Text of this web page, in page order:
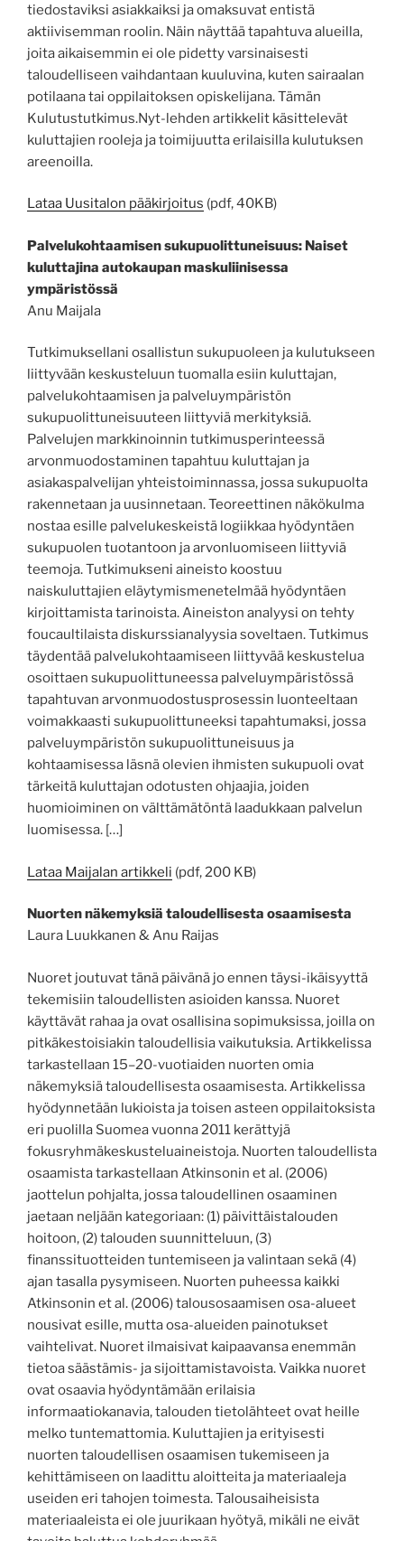
tiedostaviksi asiakkaiksi ja omaksuvat entistä
aktiivisemman roolin. Näin näyttää tapahtuva alueilla,
joita aikaisemmin ei ole pidetty varsinaisesti
taloudelliseen vaihdantaan kuuluvina, kuten sairaalan
potilaana tai oppilaitoksen opiskelijana. Tämän
Kulutustutkimus.Nyt-lehden artikkelit käsittelevät
kuluttajien rooleja ja toimijuutta erilaisilla kulutuksen
areenoilla.
Lataa Uusitalon pääkirjoitus (pdf, 40KB)
Palvelukohtaamisen sukupuolittuneisuus: Naiset
kuluttajina autokaupan maskuliinisessa
ympäristössä
Anu Maijala
Tutkimuksellani osallistun sukupuoleen ja kulutukseen
liittyvään keskusteluun tuomalla esiin kuluttajan,
palvelukohtaamisen ja palveluympäristön
sukupuolittuneisuuteen liittyviä merkityksiä.
Palvelujen markkinoinnin tutkimusperinteessä
arvonmuodostaminen tapahtuu kuluttajan ja
asiakaspalvelijan yhteistoiminnassa, jossa sukupuolta
rakennetaan ja uusinnetaan. Teoreettinen näkökulma
nostaa esille palvelukeskeistä logiikkaa hyödyntäen
sukupuolen tuotantoon ja arvonluomiseen liittyviä
teemoja. Tutkimukseni aineisto koostuu
naiskuluttajien eläytymismenetelmää hyödyntäen
kirjoittamista tarinoista. Aineiston analyysi on tehty
foucaultilaista diskurssianalyysia soveltaen. Tutkimus
täydentää palvelukohtaamiseen liittyvää keskustelua
osoittaen sukupuolittuneessa palveluympäristössä
tapahtuvan arvonmuodostusprosessin luonteeltaan
voimakkaasti sukupuolittuneeksi tapahtumaksi, jossa
palveluympäristön sukupuolittuneisuus ja
kohtaamisessa läsnä olevien ihmisten sukupuoli ovat
tärkeitä kuluttajan odotusten ohjaajia, joiden
huomioiminen on välttämätöntä laadukkaan palvelun
luomisessa. […]
Lataa Maijalan artikkeli (pdf, 200 KB)
Nuorten näkemyksiä taloudellisesta osaamisesta
Laura Luukkanen & Anu Raijas
Nuoret joutuvat tänä päivänä jo ennen täysi-ikäisyyttä
tekemisiin taloudellisten asioiden kanssa. Nuoret
käyttävät rahaa ja ovat osallisina sopimuksissa, joilla on
pitkäkestoisiakin taloudellisia vaikutuksia. Artikkelissa
tarkastellaan 15–20-vuotiaiden nuorten omia
näkemyksiä taloudellisesta osaamisesta. Artikkelissa
hyödynnetään lukioista ja toisen asteen oppilaitoksista
eri puolilla Suomea vuonna 2011 kerättyjä
fokusryhmäkeskusteluaineistoja. Nuorten taloudellista
osaamista tarkastellaan Atkinsonin et al. (2006)
jaottelun pohjalta, jossa taloudellinen osaaminen
jaetaan neljään kategoriaan: (1) päivittäistalouden
hoitoon, (2) talouden suunnitteluun, (3)
finanssituotteiden tuntemiseen ja valintaan sekä (4)
ajan tasalla pysymiseen. Nuorten puheessa kaikki
Atkinsonin et al. (2006) talousosaamisen osa-alueet
nousivat esille, mutta osa-alueiden painotukset
vaihtelivat. Nuoret ilmaisivat kaipaavansa enemmän
tietoa säästämis- ja sijoittamistavoista. Vaikka nuoret
ovat osaavia hyödyntämään erilaisia
informaatiokanavia, talouden tietolähteet ovat heille
melko tuntemattomia. Kuluttajien ja erityisesti
nuorten taloudellisen osaamisen tukemiseen ja
kehittämiseen on laadittu aloitteita ja materiaaleja
useiden eri tahojen toimesta. Talousaiheisista
materiaaleista ei ole juurikaan hyötyä, mikäli ne eivät